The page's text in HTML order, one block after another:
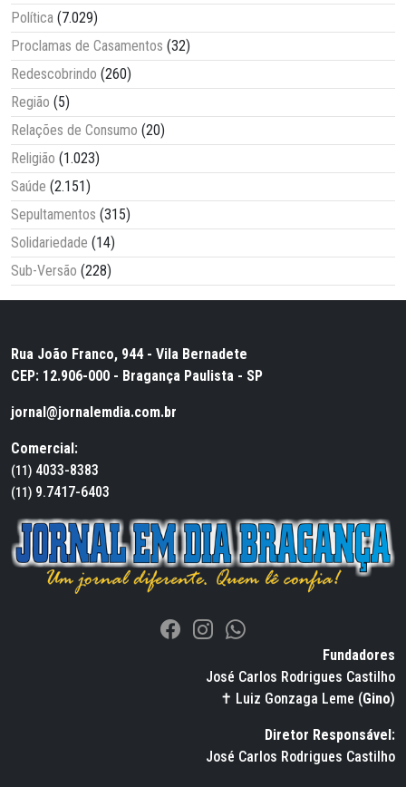
Política (7.029)
Proclamas de Casamentos (32)
Redescobrindo (260)
Região (5)
Relações de Consumo (20)
Religião (1.023)
Saúde (2.151)
Sepultamentos (315)
Solidariedade (14)
Sub-Versão (228)
Rua João Franco, 944 - Vila Bernadete
CEP: 12.906-000 - Bragança Paulista - SP
jornal@jornalemdia.com.br
Comercial:
(11) 4033-8383
(11) 9.7417-6403
Fundadores
José Carlos Rodrigues Castilho
✝ Luiz Gonzaga Leme (Gino)
Diretor Responsável:
José Carlos Rodrigues Castilho